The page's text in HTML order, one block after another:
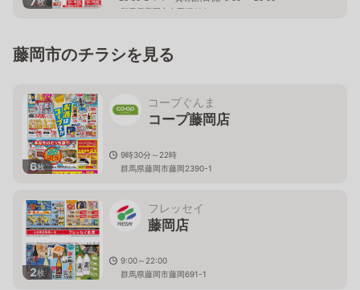
群馬県藤岡市中栗須390
藤岡市のチラシを見る
6枚
コープぐんま
コープ藤岡店
9時30分～22時
群馬県藤岡市藤岡2390-1
2枚
フレッセイ
藤岡店
9:00～22:00
群馬県藤岡市藤岡691-1